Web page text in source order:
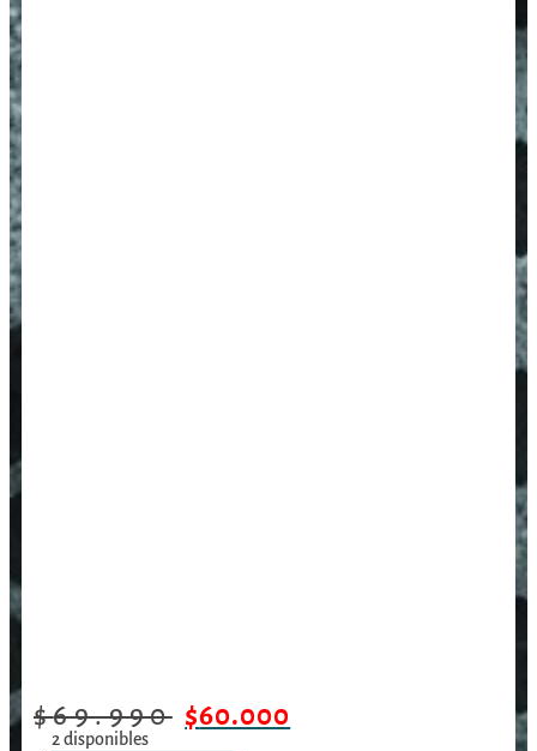
$69.990 $60.000
2 disponibles